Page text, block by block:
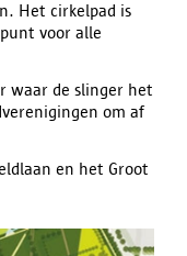
Het cirkelpad is
voor alle
waar de slinger het
om af
en het Groot